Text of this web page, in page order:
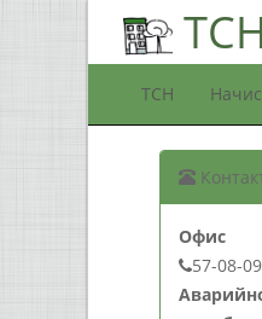
ТСН
Офис
57-08-09